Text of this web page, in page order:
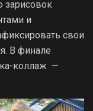
зарисовок
и
свои
В финале
коллаж —